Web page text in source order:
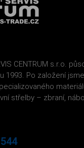
CENTRUM s.r.o.
1993. Po založení
střelby – zbraní,